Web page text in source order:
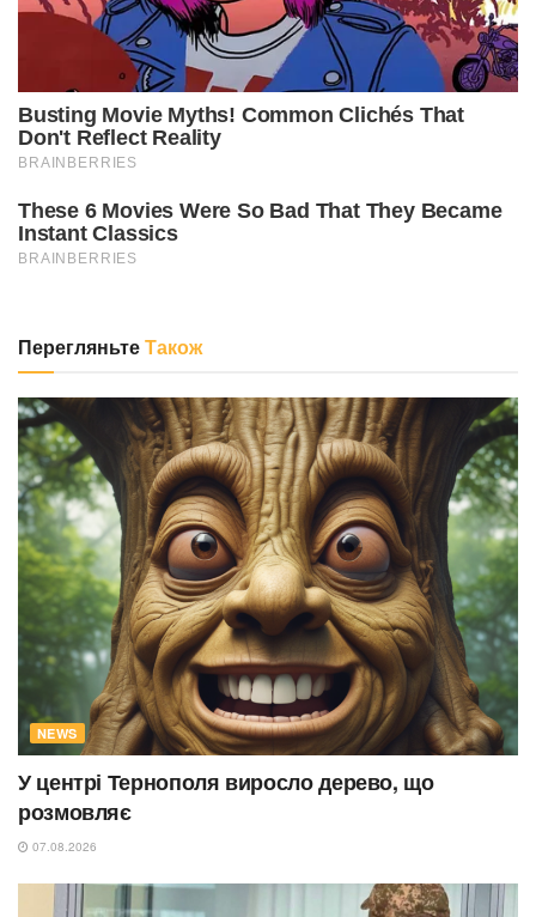
ПерегляньтеТакож
NEWS
У центрі Тернополя виросло дерево, що
розмовляє
07.08.2026